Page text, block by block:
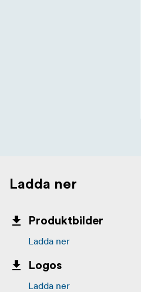
Ladda ner
Produktbilder
Ladda ner
Logos
Ladda ner